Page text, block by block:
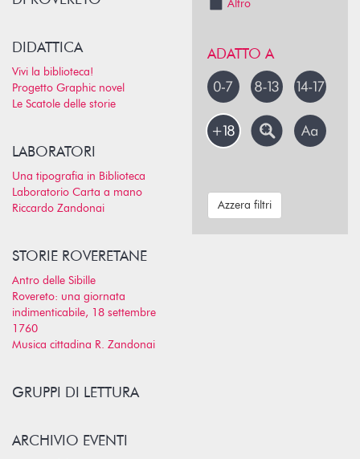
DIDATTICA
Vivi la biblioteca!
Progetto Graphic novel
Le Scatole delle storie
LABORATORI
Una tipografia in Biblioteca
Laboratorio Carta a mano
Riccardo Zandonai
STORIE ROVERETANE
Antro delle Sibille
Rovereto: una giornata
indimenticabile, 18 settembre
1760
Musica cittadina R. Zandonai
GRUPPI DI LETTURA
ARCHIVIO EVENTI
Altro
ADATTO A
Azzera filtri